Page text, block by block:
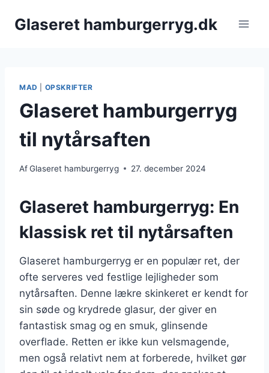
Glaseret hamburgerryg.dk
MAD OPSKRIFTER
Glaseret hamburgerryg
til nytårsaften
AfGlaseret hamburgerryg 27. december 2024
Glaseret hamburgerryg: En
klassisk ret til nytårsaften
Glaseret hamburgerryg er en populær ret, der
ofte serveres ved festlige lejligheder som
nytårsaften. Denne lækre skinkeret er kendt for
sin søde og krydrede glasur, der giver en
fantastisk smag og en smuk, glinsende
overflade. Retten er ikke kun velsmagende,
men også relativt nem at forberede, hvilket gør